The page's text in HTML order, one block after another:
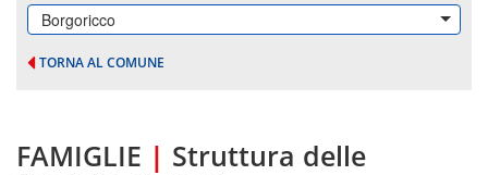
Borgoricco
TORNA AL COMUNE
FAMIGLIE | Struttura delle